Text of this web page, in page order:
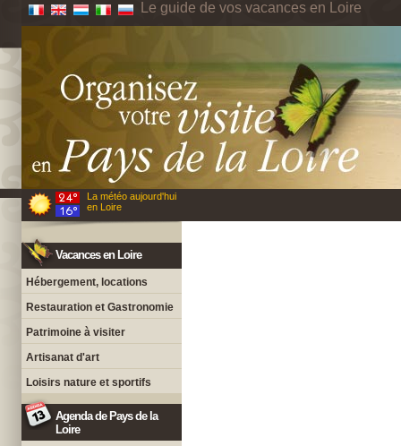
Le guide de vos vacances en Loire
La météo aujourd'hui
en Loire
Vacances en Loire
Hébergement, locations
Restauration et Gastronomie
Patrimoine à visiter
Artisanat d'art
Loisirs nature et sportifs
Agenda de Pays de la
Loire